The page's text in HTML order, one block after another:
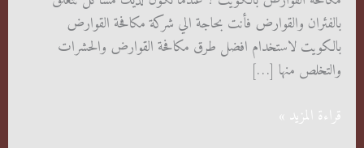
بالفئران والقوارض فأنت بحاجة الي شركة مكافحة القوارض
بالكويت لاستخدام افضل طرق مكافحة القوارض والحشرات
والتخلص منها […]
مكافحة
قراءة المزيد »